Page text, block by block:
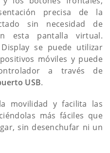
precisa de la
sin necesidad de
esta pantalla virtual.
se puede utilizar
móviles y puede
a través de
USB.
movilidad y facilita las
más fáciles que
sin desenchufar ni un